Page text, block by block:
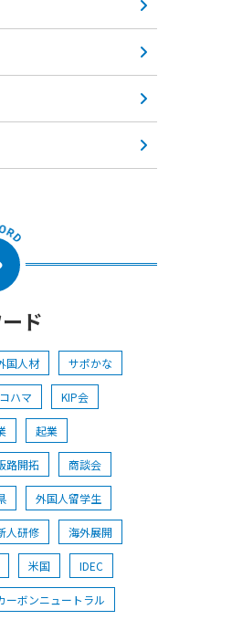
ド
国人材 サポかな
ハマ KIP会
起業
路開拓 商談会
外国人留学生
人研修 海外展開
米国 IDEC
ーボンニュートラル